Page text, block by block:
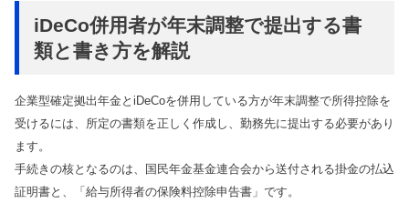
iDeCo併用者が年末調整で提出する書
類と書き方を解説
企業型確定拠出年金とiDeCoを併用している方が年末調整で所得控除を
受けるには、所定の書類を正しく作成し、勤務先に提出する必要があり
ます。
手続きの核となるのは、国民年金基金連合会から送付される掛金の払込
証明書と、「給与所得者の保険料控除申告書」です。